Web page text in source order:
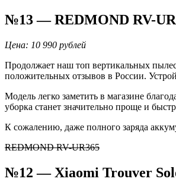
№13 — REDMOND RV-
Цена: 10 990 рублей
Продолжает наш топ вертикальных
положительных отзывов в России.
Модель легко заметить в магазине
уборка станет значительно проще и
К сожалению, даже полного заряда
REDMOND RV-UR365
№12 — Xiaomi Trouver